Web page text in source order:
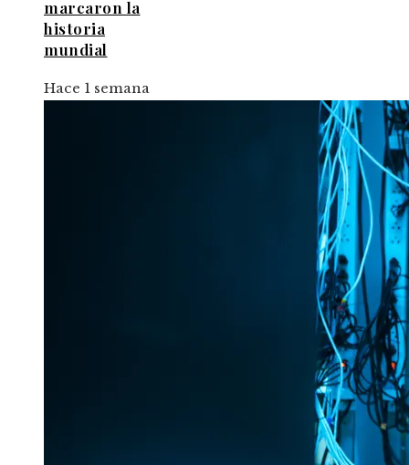
marcaron la
historia
mundial
Hace 1 semana